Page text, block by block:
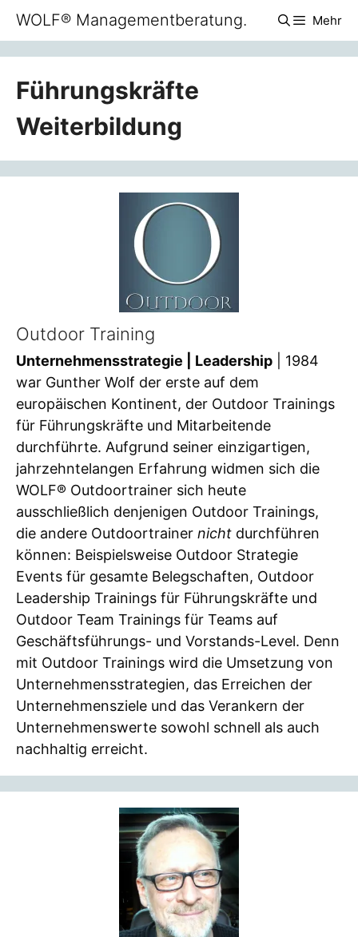
Zum
Inhalt
springen
WOLF® Managementberatung. Mehr
Führungskräfte
Weiterbildung
Outdoor Training
Unternehmensstrategie | Leadership | 1984
war Gunther Wolf der erste auf dem
europäischen Kontinent, der Outdoor Trainings
für Führungskräfte und Mitarbeitende
durchführte. Aufgrund seiner einzigartigen,
jahrzehntelangen Erfahrung widmen sich die
WOLF® Outdoortrainer sich heute
ausschließlich denjenigen Outdoor Trainings,
die andere Outdoortrainer nicht durchführen
können: Beispielsweise Outdoor Strategie
Events für gesamte Belegschaften, Outdoor
Leadership Trainings für Führungskräfte und
Outdoor Team Trainings für Teams auf
Geschäftsführungs- und Vorstands-Level. Denn
mit Outdoor Trainings wird die Umsetzung von
Unternehmensstrategien, das Erreichen der
Unternehmensziele und das Verankern der
Unternehmenswerte sowohl schnell als auch
nachhaltig erreicht.